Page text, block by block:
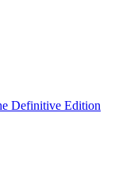
Definitive Edition